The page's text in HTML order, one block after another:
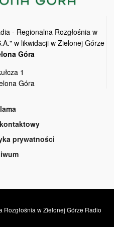
- Regionalna Rozgłośnia w
w likwidacji w Zielonej Górze
Góra
1
Góra
prywatności
w Zielonej Górze Radio